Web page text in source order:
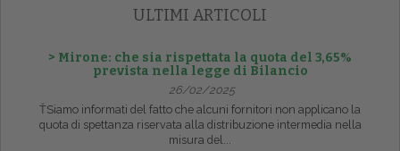
ULTIMI ARTICOLI
> Mirone: che sia rispettata la quota del 3,65%
prevista nella legge di Bilancio
26/02/2025
ŤSiamo informati del fatto che alcuni fornitori non applicano la
quota di spettanza riservata alla distribuzione intermedia nella
misura del...